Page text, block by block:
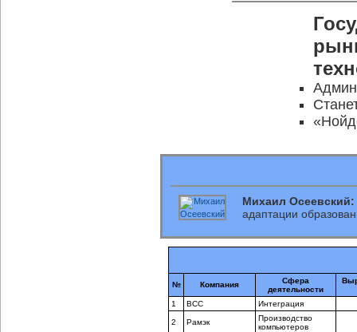
Михаил Осеевский:
адаптации
№ Компания
Сфера
деятельности
1 BCC Интеграция
2 Рамэк
Производство
компьютеров